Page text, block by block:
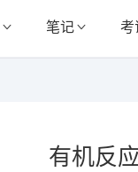
笔记 考
有机反